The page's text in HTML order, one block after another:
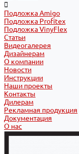
Подложка Amigo
Подложка Profitex
Подложка VinyFlex
Статьи
Видеогалерея
Дизайнерам
О компании
Новости
Инструкции
Наши проекты
Контакты
Дилерам
Рекламная продукция
Документация
О нас